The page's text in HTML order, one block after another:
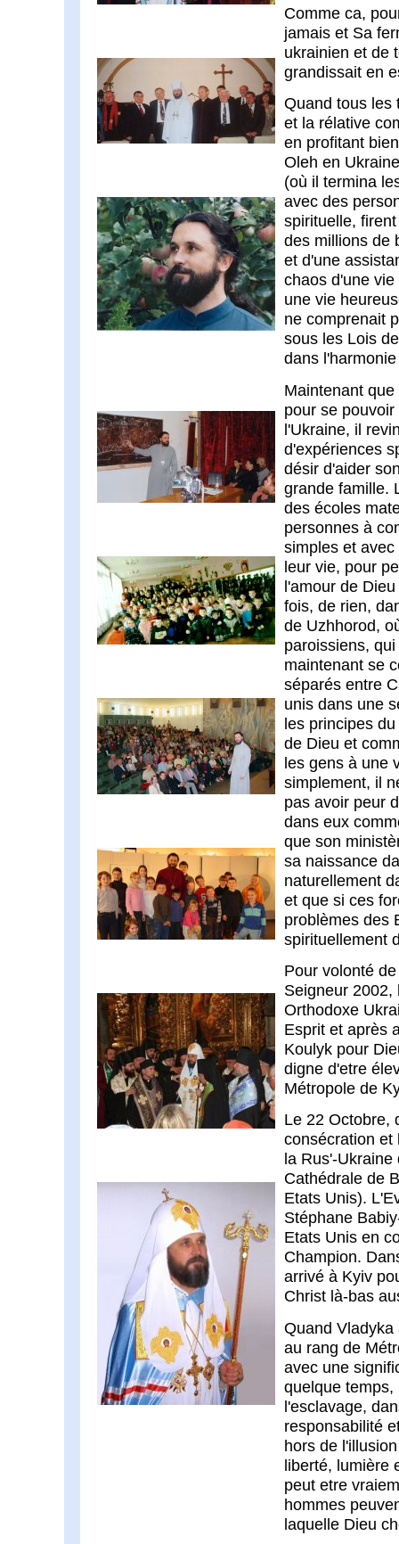
Comme ca,
jamais et Sa
ukrainien et de
grandissait en
Quand tous les
et la rélative
en profitant
Oleh en
(où il termina
avec des
spirituelle,
des millions de
et d'une
chaos d'une
une vie
ne comprenait
sous les Lois
dans
Maintenant
pour se
l'Ukraine, il
d'expériences
désir d'aider
grande famille.
des écoles
personnes à
simples et
leur vie, pour
l'amour de
fois, de rien,
de Uzhhorod,
paroissiens,
maintenant se
séparés entre
unis dans une
les principes
de Dieu et
les gens à une
simplement, il
pas avoir peur
dans eux
que son
sa naissance
naturellement
et que si ces
problèmes des
spirituellement
Pour volonté
Seigneur 2002,
Orthodoxe
Esprit et après
Koulyk pour
digne d'etre
Métropole de
Le 22 Octobre,
consécration et
la Rus'-
Cathédrale de
Etats Unis).
Stéphane
Etats Unis en
Champion.
arrivé à Kyiv
Christ là-bas
Quand
au rang de
avec une
quelque
l'esclavage,
responsabilité
hors de
liberté, lumière
peut etre
hommes
laquelle Dieu